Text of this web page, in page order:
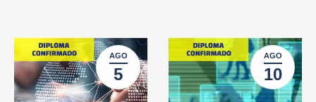
AGO
5
AGO
10